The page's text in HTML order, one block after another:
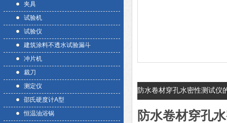
夹具
试验机
试验仪
建筑涂料不透水试验漏斗
冲片机
裁刀
测定仪
邵氏硬度计A型
恒温油浴锅
防水卷材穿孔水密性测试仪
防水卷材穿孔